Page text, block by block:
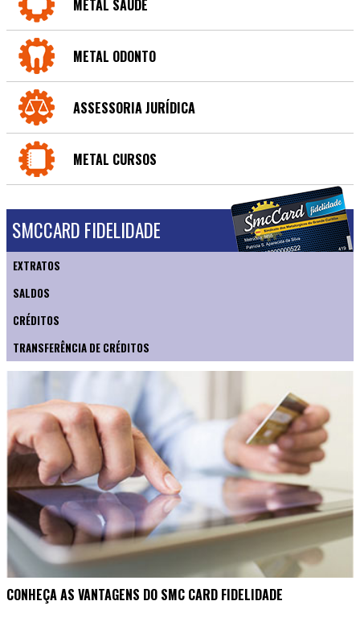
METAL SAÚDE
METAL ODONTO
ASSESSORIA JURÍDICA
METAL CURSOS
SMCCARD FIDELIDADE
EXTRATOS
SALDOS
CRÉDITOS
TRANSFERÊNCIA DE CRÉDITOS
CONHEÇA AS VANTAGENS DO SMC CARD FIDELIDADE